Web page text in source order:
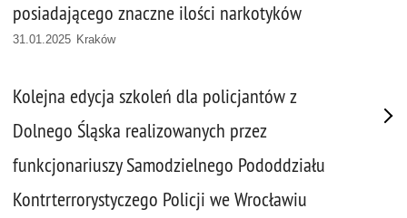
posiadającego znaczne ilości narkotyków
31.01.2025 Kraków
Kolejna edycja szkoleń dla policjantów z
Dolnego Śląska realizowanych przez
funkcjonariuszy Samodzielnego Pododdziału
Kontrterrorystyczego Policji we Wrocławiu